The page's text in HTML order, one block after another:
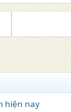
hiện nay